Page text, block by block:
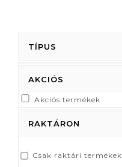
TÍPUS
AKCIÓS
Akciós termékek
RAKTÁRON
Csak raktári termékek